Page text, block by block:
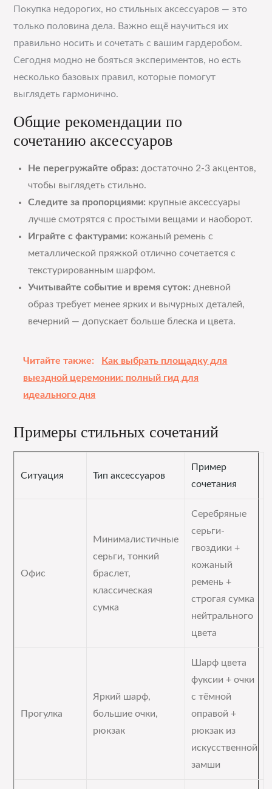
Покупка недорогих, но стильных аксессуаров — это
только половина дела. Важно ещё научиться их
правильно носить и сочетать с вашим гардеробом.
Сегодня модно не бояться экспериментов, но есть
несколько базовых правил, которые помогут
выглядеть гармонично.
Общие рекомендации по
сочетанию аксессуаров
Не перегружайте образ: достаточно 2-3 акцентов,
чтобы выглядеть стильно.
Следите за пропорциями: крупные аксессуары
лучше смотрятся с простыми вещами и наоборот.
Играйте с фактурами: кожаный ремень с
металлической пряжкой отлично сочетается с
текстурированным шарфом.
Учитывайте событие и время суток: дневной
образ требует менее ярких и вычурных деталей,
вечерний — допускает больше блеска и цвета.
Читайте также:
Как выбрать площадку для
выездной церемонии: полный гид для
идеального дня
Примеры стильных сочетаний
Ситуация Тип аксессуаров
Пример
сочетания
Офис
Минималистичные
серьги, тонкий
браслет,
классическая
сумка
Серебряные
серьги-
гвоздики +
кожаный
ремень +
строгая сумка
нейтрального
цвета
Прогулка
Яркий шарф,
большие очки,
рюкзак
Шарф цвета
фуксии + очки
с тёмной
оправой +
рюкзак из
искусственной
замши